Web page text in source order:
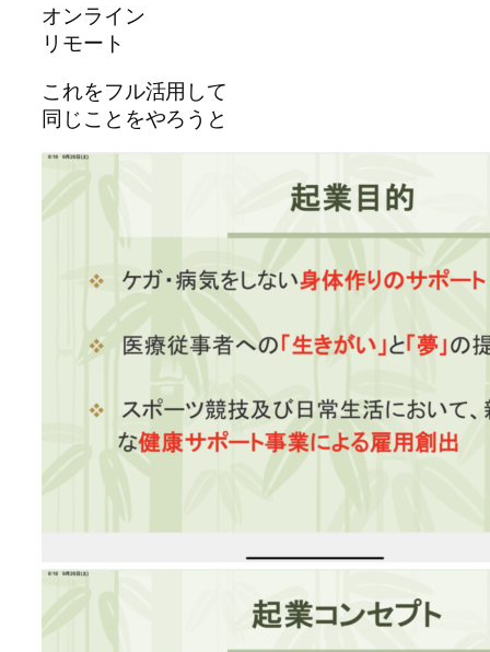
オンライン
リモート
これをフル活用して
同じことをやろうと